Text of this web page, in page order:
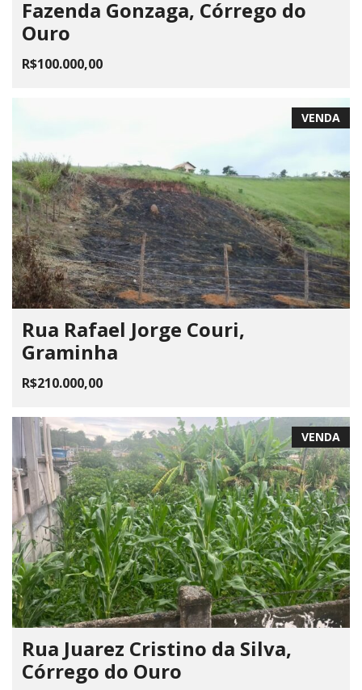
Fazenda Gonzaga, Córrego do
Ouro
R$100.000,00
VENDA
Rua Rafael Jorge Couri,
Graminha
R$210.000,00
VENDA
Rua Juarez Cristino da Silva,
Córrego do Ouro